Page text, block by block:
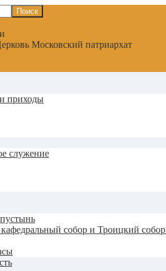
Московский патриархат
приходы
служение
собор и Троицкий собор